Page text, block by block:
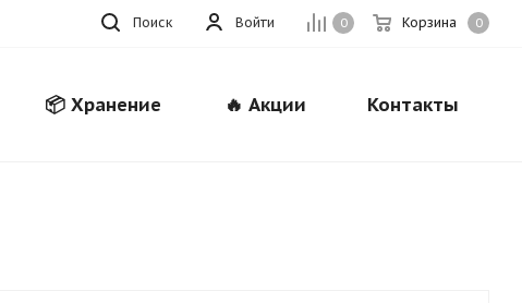
0 Корзина 0
Войти
Поиск
📦 Хранение 🔥 Акции Контакты